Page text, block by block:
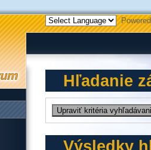
Hľadanie
Výsledky